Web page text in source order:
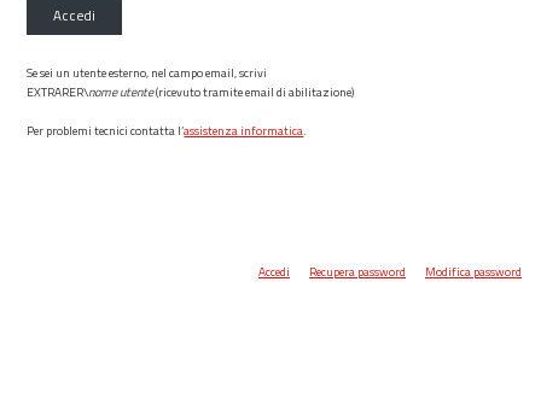
Accedi
Se sei un utente esterno, nel campo email, scrivi
EXTRARER\nome utente(ricevuto tramite email di abilitazione)
Per problemi tecnici contatta l’assistenza informatica.
Accedi Recupera password Modifica password